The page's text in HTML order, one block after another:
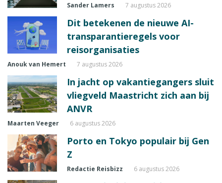
Sander Lamers 7 augustus 2026
Dit betekenen de nieuwe AI-
transparantieregels voor
reisorganisaties
Anouk van Hemert 7 augustus 2026
In jacht op vakantiegangers sluit
vliegveld Maastricht zich aan bij
ANVR
Maarten Veeger 6 augustus 2026
Porto en Tokyo populair bij Gen
Z
Redactie Reisbizz 6 augustus 2026